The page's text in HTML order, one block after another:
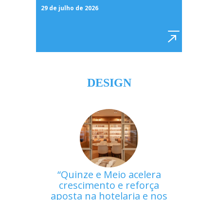
29 de julho de 2026
DESIGN
Quinze e Meio acelera
crescimento e reforça
aposta na hotelaria e nos